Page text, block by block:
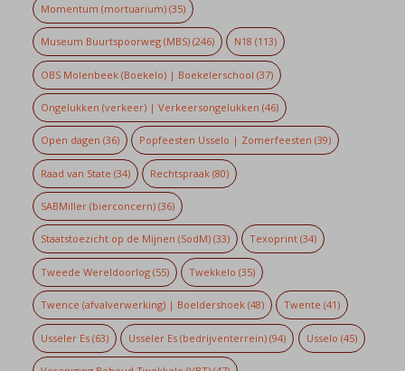
Momentum (mortuarium)(35)
Museum Buurtspoorweg (MBS)(246) N18 (113)
OBS Molenbeek (Boekelo) | Boekelerschool (37)
Ongelukken (verkeer) | Verkeersongelukken (46)
Open dagen (36) Popfeesten Usselo | Zomerfeesten (39)
Raad van State (34) Rechtspraak (80)
SABMiller (bierconcern)(36)
Staatstoezicht op de Mijnen (SodM)(33) Texoprint (34)
Tweede Wereldoorlog(55) Twekkelo (35)
Twence (afvalverwerking) | Boeldershoek(48) Twente (41)
Usseler Es(63) Usseler Es (bedrijventerrein) (94) Usselo (45)